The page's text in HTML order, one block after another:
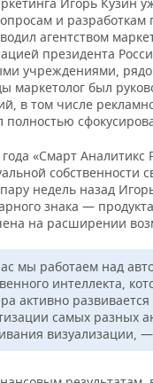
и
агентством
президента
учреждениями,
маркетолог был
в том числе
полностью
«Смарт Аналитикс
недель назад
знака —
на расширении
мы работаем над
интеллекта,
активно
самых разных
визуализации, —